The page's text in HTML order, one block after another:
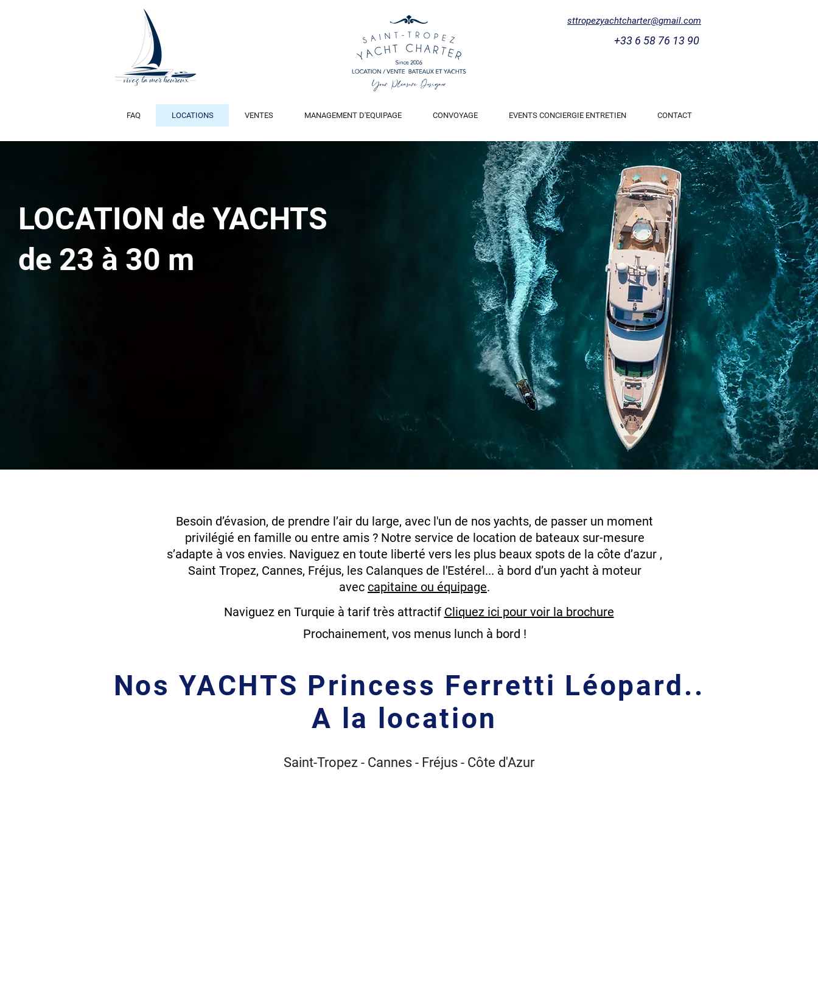
sttropezyachtcharter@gmail.com
+33 6 58 76 13 90
FAQ LOCATIONS VENTES MANAGEMENT D'EQUIPAGE CONVOYAGE EVENTS CONCIERGIE ENTRETIEN CONTACT
LOCATION de YACHTS
de 23 à 30 m
Besoin d’évasion, de prendre l’air du large, avec l'un de nos yachts, de passer un moment
privilégié en famille ou entre amis ? Notre service de location de bateaux sur-mesure
s’adapte à vos envies. Naviguez en toute liberté vers les plus beaux spots de la côte d’azur ,
Saint Tropez, Cannes, Fréjus, les Calanques de l'Estérel... à bord d’un yacht à moteur
avec capitaine ou équipage.
Découvrez notre large choix de bateaux de plaisance et charter.
Naviguez en Turquie à tarif très attractif Cliquez ici pour voir la brochure
Prochainement, vos menus lunch à bord !
Nos YACHTS Princess Ferretti Léopard..
A la location
Saint-Tropez - Cannes - Fréjus - Côte d'Azur